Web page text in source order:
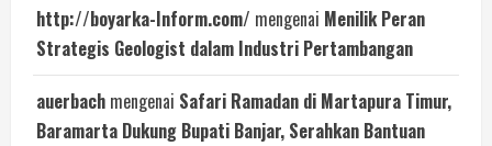
http://boyarka-Inform.com/ mengenai Menilik Peran
Strategis Geologist dalam Industri Pertambangan
auerbach mengenai Safari Ramadan di Martapura Timur,
Baramarta Dukung Bupati Banjar, Serahkan Bantuan